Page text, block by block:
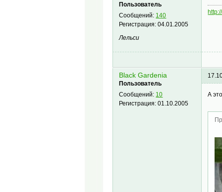
Пользователь
Сообщений: 140
Регистрация:04.01.2005
Лельси
Black Gardenia
Пользователь
Сообщений: 10
Регистрация:01.10.2005
А